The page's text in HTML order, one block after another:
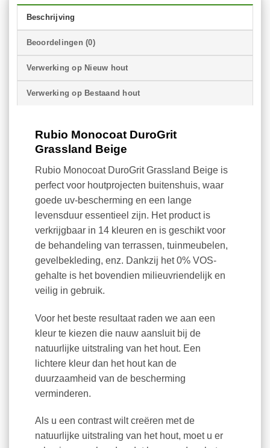
Beschrijving
Beoordelingen (0)
Verwerking op Nieuw hout
Verwerking op Bestaand hout
Rubio Monocoat DuroGrit
Grassland Beige
Rubio Monocoat DuroGrit Grassland Beige is
perfect voor houtprojecten buitenshuis, waar
goede uv-bescherming en een lange
levensduur essentieel zijn. Het product is
verkrijgbaar in 14 kleuren en is geschikt voor
de behandeling van terrassen, tuinmeubelen,
gevelbekleding, enz. Dankzij het 0% VOS-
gehalte is het bovendien milieuvriendelijk en
veilig in gebruik.
Voor het beste resultaat raden we aan een
kleur te kiezen die nauw aansluit bij de
natuurlijke uitstraling van het hout. Een
lichtere kleur dan het hout kan de
duurzaamheid van de bescherming
verminderen.
Als u een contrast wilt creëren met de
natuurlijke uitstraling van het hout, moet u er